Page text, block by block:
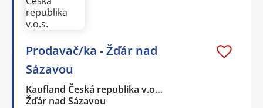
Prodavač/ka - Žďár nad
Sázavou
Kaufland Česká republika v.o…
Žďár nad Sázavou